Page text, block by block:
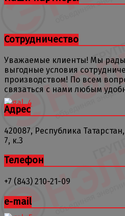
Сотрудничество
Уважаемые клиенты! Мы
выгодные условия
производством! По всем
связаться с нами любым
Адрес
420087, Республика
7, к.3
Телефон
+7 (843) 210-21-09
e-mail